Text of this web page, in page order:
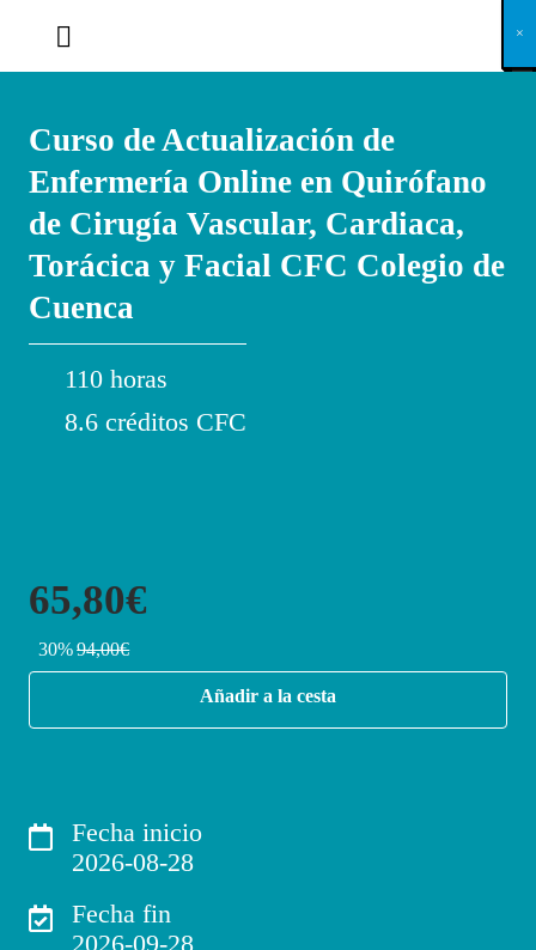
Curso de Actualización de
Enfermería Online en Quirófano
de Cirugía Vascular, Cardiaca,
Torácica y Facial CFC Colegio de
Cuenca
110 horas
8.6 créditos CFC
65,80€
30%94,00€
Añadir a la cesta
Fecha inicio
2026-08-28
Fecha fin
2026-09-28
X
×
×
×
×
×
×
×
×
×
×
×
×
×
×
×
×
×
×
×
×
×
×
×
×
×
×
×
×
×
×
×
×
×
×
×
×
×
×
×
×
×
×
×
×
×
×
×
×
×
×
×
×
×
×
×
×
×
×
×
×
×
×
×
×
×
×
×
×
×
×
×
×
×
×
×
×
×
×
×
×
×
×
×
×
×
×
×
×
×
×
×
×
×
×
×
×
×
×
×
×
×
×
×
×
×
×
×
×
×
×
×
×
×
×
×
×
×
×
×
×
×
×
×
×
×
×
×
×
×
×
×
×
×
×
×
×
×
×
×
×
×
×
×
×
×
×
×
×
×
×
×
×
×
×
×
×
×
×
×
×
×
×
×
×
×
×
×
×
×
×
×
×
×
×
×
×
×
×
×
×
×
×
×
×
×
×
×
×
×
×
×
×
×
×
×
×
×
×
×
×
×
×
×
×
×
×
×
×
×
×
×
×
×
×
×
×